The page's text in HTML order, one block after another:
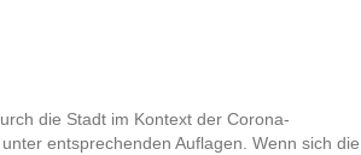
die Stadt im Kontext der Corona-
entsprechenden Auflagen. Wenn sich die